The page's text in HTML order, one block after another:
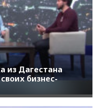
из Дагестана
бизнес-